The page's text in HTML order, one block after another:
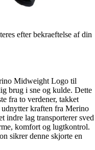
efter bekraeftelse af din
Midweight Logo til
brug i sne og kulde. Dette
fra to verdener, takket
kraften fra Merino
indre lag transporterer sved
komfort og lugtkontrol.
sikrer denne skjorte en